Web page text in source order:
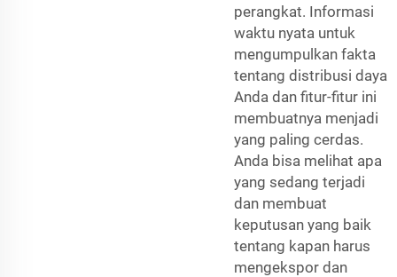
perangkat. Informasi
waktu nyata untuk
mengumpulkan fakta
tentang distribusi daya
Anda dan fitur-fitur ini
membuatnya menjadi
yang paling cerdas.
Anda bisa melihat apa
yang sedang terjadi
dan membuat
keputusan yang baik
tentang kapan harus
mengekspor dan